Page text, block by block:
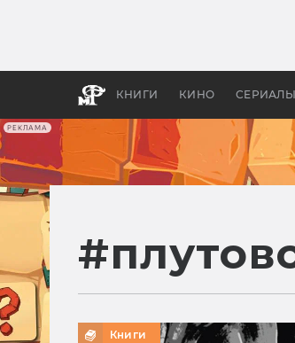
РЕКЛАМА
КНИГИ КИНО СЕРИАЛЫ
#
Книги